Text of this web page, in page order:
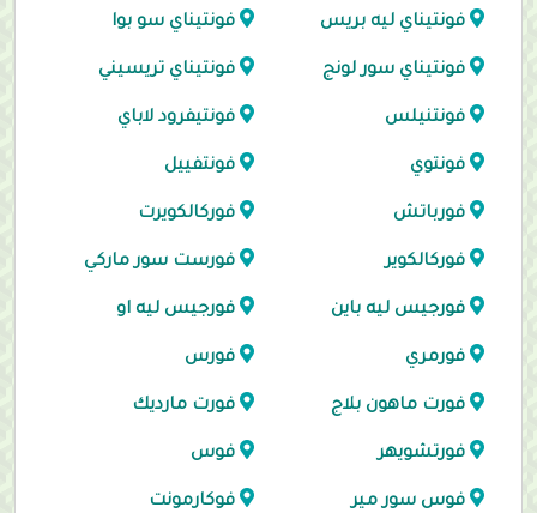
فونتيناي ليه بريس فونتيناي سو بوا
فونتيناي سور لونج فونتيناي تريسيني
فونتنيلس فونتيفرود لاباي
فونتوي فونتفييل
فورباتش فوركالكويرت
فوركالكوير فورست سور ماركي
فورجيس ليه باين فورجيس ليه او
فورمري فورس
فورت ماهون بلاج فورت مارديك
فورتشويهر فوس
فوس سور مير فوكارمونت